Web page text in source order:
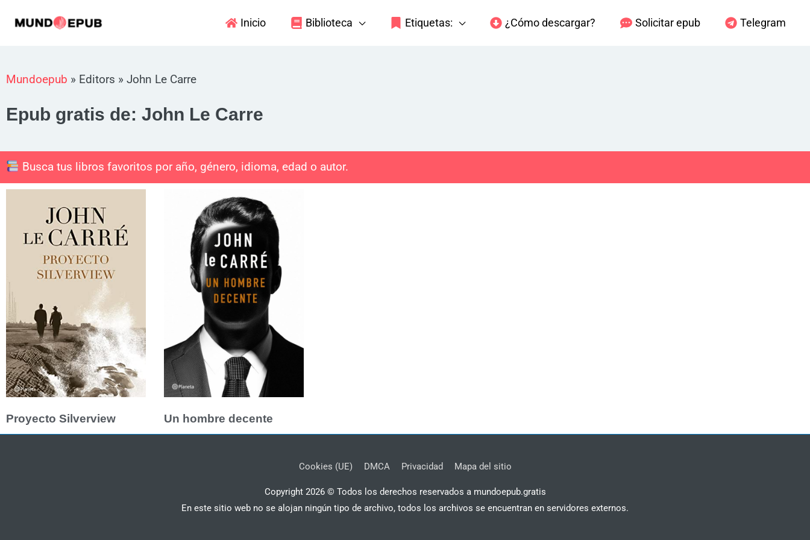
Inicio Biblioteca Etiquetas: ¿Cómo descargar? Solicitar epub Telegram
Mundoepub » Editors » John Le Carre
Epub gratis de: John Le Carre
Busca tus libros favoritos por año, género, idioma, edad o autor.
Proyecto Silverview Un hombre decente
Cookies (UE) DMCA Privacidad Mapa del sitio
Copyright 2026 © Todos los derechos reservados a mundoepub.gratis
En este sitio web no se alojan ningún tipo de archivo, todos los archivos se encuentran en servidores externos.